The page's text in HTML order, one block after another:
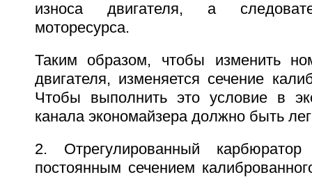
износа двигателя, а
моторесурса.
Таким образом, чтобы изменить
двигателя, изменяется сечение
Чтобы выполнить это условие в
канала экономайзера должно быть
2. Отрегулированный
постоянным сечением